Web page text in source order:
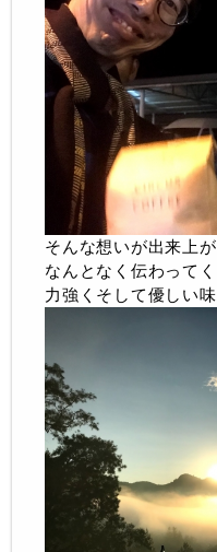
そんな想いが出来上
なんとなく伝わって
力強くそして優しい